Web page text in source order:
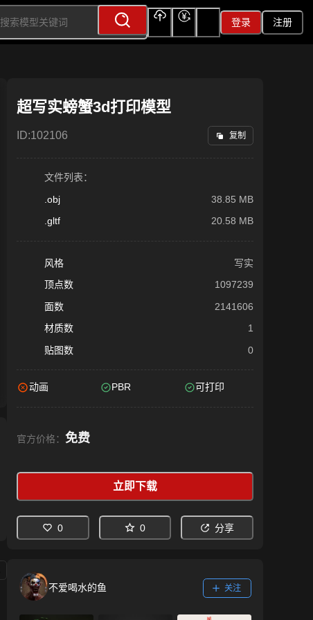
登录 注册
超写实螃蟹3d打印模型
ID:102106 复制
文件列表：
.obj
38.85 MB
.gltf
20.58 MB
风格
写实
顶点数
1097239
面数
2141606
材质数
1
贴图数
0
动画 PBR 可打印
官方价格： 免费
立即下载
0 0 分享
不爱喝水的鱼 关注